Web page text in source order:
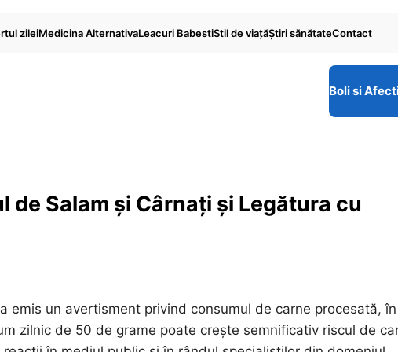
zileiMedicina AlternativaLeacuri BabestiStil de viaţăŞtiri sănătateContact
Boli si
de Salam și Cârnați și Legătura cu
emis un avertisment privind consumul de carne procesată, în
zilnic de 50 de grame poate crește semnificativ riscul de